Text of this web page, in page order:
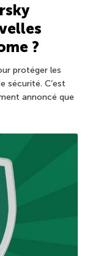
?
protéger les
sécurité. C’est
annoncé que